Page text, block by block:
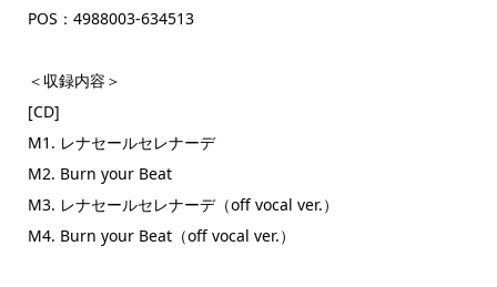
POS：4988003-634513
＜収録内容＞
[CD]
M1. レナセールセレナーデ
M2. Burn your Beat
M3. レナセールセレナーデ（off vocal ver.）
M4. Burn your Beat（off vocal ver.）